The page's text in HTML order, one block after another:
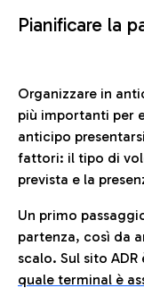
Pianificare la
Organizzare in
più importanti per
anticipo
fattori: il tipo di
prevista e la
Un primo
partenza, così da
scalo. Sul sito
quale terminal è